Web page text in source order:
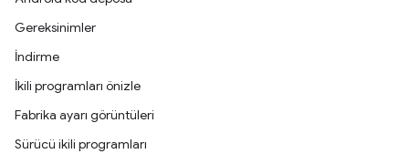
Gereksinimler
İndirme
İkili programları önizle
Fabrika ayarı görüntüleri
Sürücü ikili programları